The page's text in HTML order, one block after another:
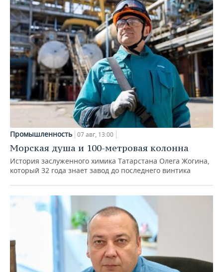
Промышленность 07 авг, 13:00
Морская душа и 100-метровая колонна
История заслуженного химика Татарстана Олега Жогина,
который 32 года знает завод до последнего винтика